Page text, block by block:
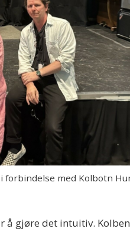
forbindelse med Kolbotn
gjøre det intuitiv.